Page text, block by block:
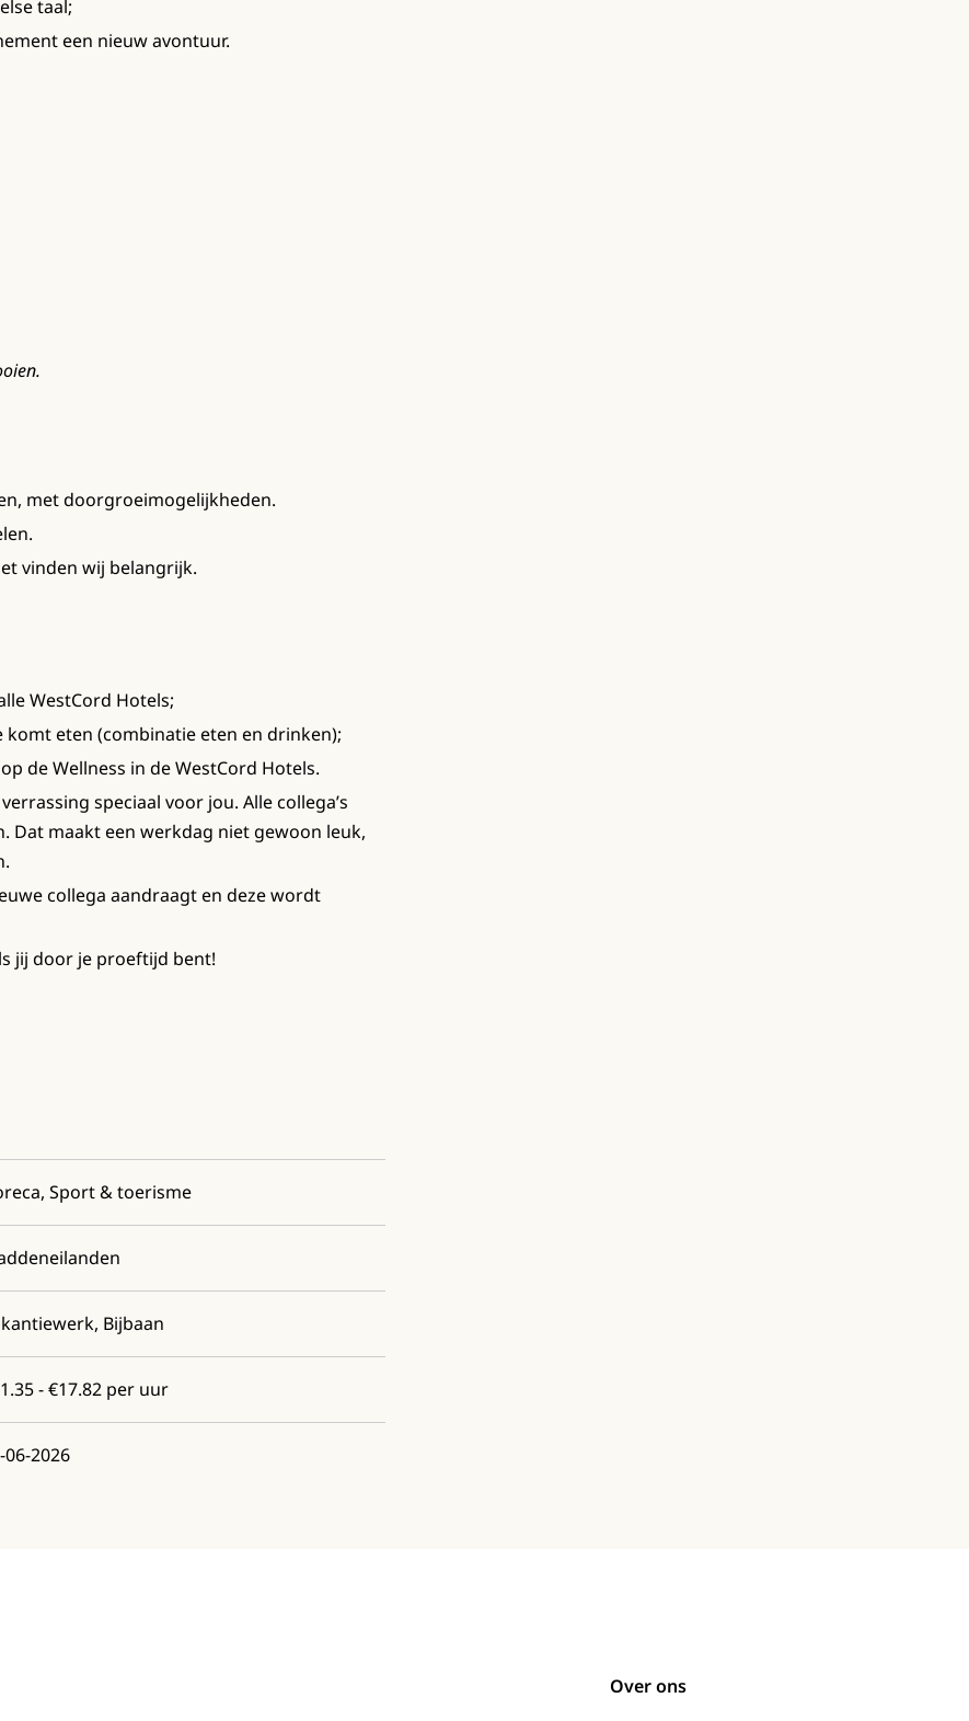
taal;
een nieuw avontuur.
met doorgroeimogelijkheden.
vinden wij belangrijk.
WestCord Hotels;
eten (combinatie eten en drinken);
de Wellness in de WestCord Hotels.
speciaal voor jou. Alle collega’s
Dat maakt een werkdag niet gewoon leuk,
collega aandraagt en deze wordt
jij door je proeftijd bent!
Sport & toerisme
Bijbaan
- €17.82 per uur
06-2026
Over ons